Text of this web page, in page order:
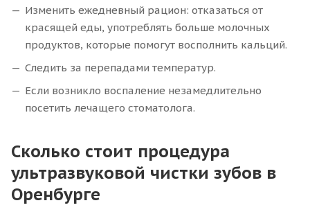
Изменить ежедневный рацион: отказаться от
красящей еды, употреблять больше молочных
продуктов, которые помогут восполнить кальций.
Следить за перепадами температур.
Если возникло воспаление незамедлительно
посетить лечащего стоматолога.
Сколько стоит процедура
ультразвуковой чистки зубов в
Оренбурге